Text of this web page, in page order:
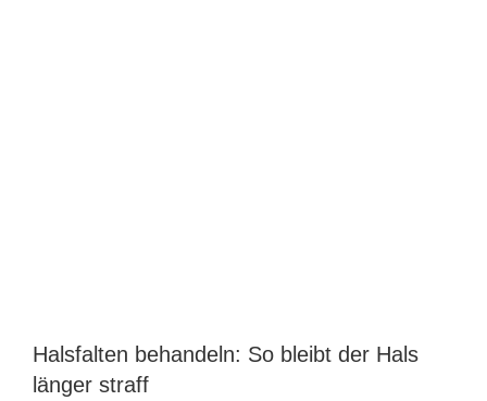
Halsfalten behandeln: So bleibt der Hals
länger straff